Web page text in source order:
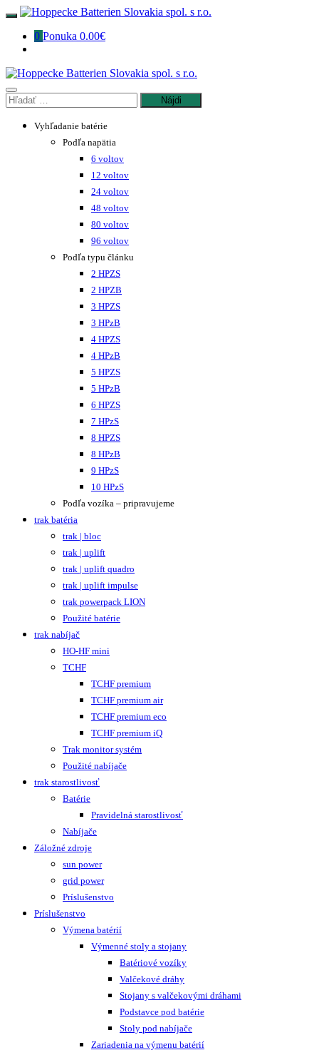
Preskočiť
obsah
0 Ponuka 0.00€
Hľadať:
Vyhľadanie batérie
Podľa napätia
6 voltov
12 voltov
24 voltov
48 voltov
80 voltov
96 voltov
Podľa typu článku
2 HPZS
2 HPZB
3 HPZS
3 HPzB
4 HPZS
4 HPzB
5 HPZS
5 HPzB
6 HPZS
7 HPzS
8 HPZS
8 HPzB
9 HPzS
10 HPzS
Podľa vozíka – pripravujeme
trak batéria
trak | bloc
trak | uplift
trak | uplift quadro
trak | uplift impulse
trak powerpack LION
Použité batérie
trak nabíjač
HO-HF mini
TCHF
TCHF premium
TCHF premium air
TCHF premium eco
TCHF premium iQ
Trak monitor systém
Použité nabíjače
trak starostlivosť
Batérie
Pravidelná starostlivosť
Nabíjače
Záložné zdroje
sun power
grid power
Príslušenstvo
Príslušenstvo
Výmena batérií
Výmenné stoly a stojany
Batériové vozíky
Valčekové dráhy
Stojany s valčekovými dráhami
Podstavce pod batérie
Stoly pod nabíjače
Zariadenia na výmenu batérií